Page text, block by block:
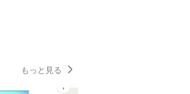
もっと見る
7